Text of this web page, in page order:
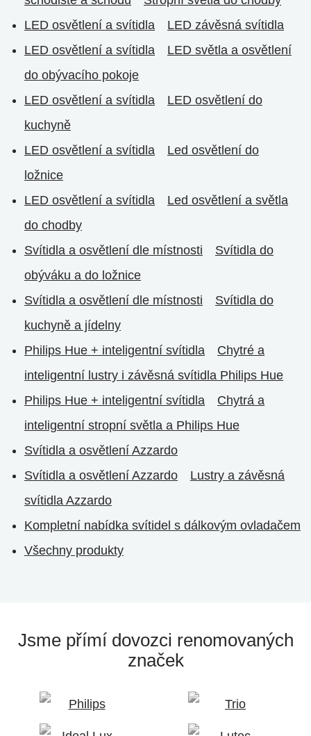
LED osvětlení a svítidla
LED závěsná svítidla
LED osvětlení a svítidla
LED světla a osvětlení
do obývacího pokoje
LED osvětlení a svítidla
LED osvětlení do
kuchyně
LED osvětlení a svítidla
Led osvětlení do
ložnice
LED osvětlení a svítidla
Led osvětlení a světla
do chodby
Svítidla a osvětlení dle místnosti
Svítidla do
obýváku a do ložnice
Svítidla a osvětlení dle místnosti
Svítidla do
kuchyně a jídelny
Philips Hue + inteligentní svítidla
Chytré a
inteligentní lustry i závěsná svítidla Philips Hue
Philips Hue + inteligentní svítidla
Chytrá a
inteligentní stropní světla a Philips Hue
Svítidla a osvětlení Azzardo
Svítidla a osvětlení Azzardo
Lustry a závěsná
svítidla Azzardo
Kompletní nabídka svítidel s dálkovým ovladačem
Všechny produkty
Jsme přímí dovozci renomovaných
značek